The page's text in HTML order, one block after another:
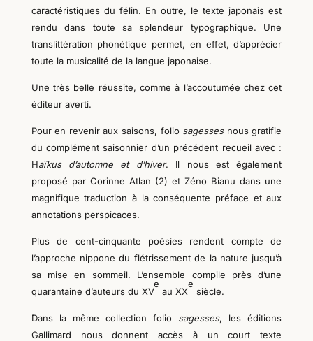
caractéristiques du félin. En outre, le texte japonais est
rendu dans toute sa splendeur typographique. Une
translittération phonétique permet, en effet, d’apprécier
toute la musicalité de la langue japonaise.
Une très belle réussite, comme à l’accoutumée chezcet
éditeur averti.
Pour en revenir aux saisons, folio sagessesnous gratifie
du complément saisonnier d’un précédent recueil avec :
Haïkus d’automne et d’hiver. Il nous est également
proposé par Corinne Atlan (2) et Zéno Bianu dans une
magnifique traduction à la conséquente préface et aux
annotations perspicaces.
Plus de cent-cinquante poésies rendent compte de
l’approche nippone du flétrissement de la nature jusqu’à
sa mise en sommeil. L’ensemble compile près d’une
quarantaine d’auteurs du XV
e
au XX
e
siècle.
Dans la même collection folio sagesses, les éditions
Gallimard nous donnent accès à un court texte